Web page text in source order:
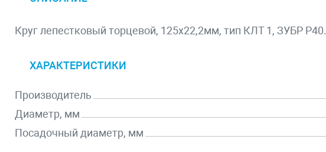
Круг лепестковый торцевой, 125х22,2мм, тип КЛТ 1, ЗУБР P40.
ХАРАКТЕРИСТИКИ
Производитель
Диаметр, мм
Посадочный диаметр, мм